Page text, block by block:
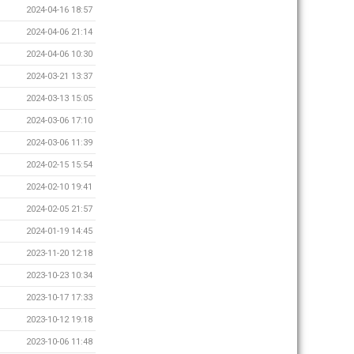
2024-04-16 18:57
2024-04-06 21:14
2024-04-06 10:30
2024-03-21 13:37
2024-03-13 15:05
2024-03-06 17:10
2024-03-06 11:39
2024-02-15 15:54
2024-02-10 19:41
2024-02-05 21:57
2024-01-19 14:45
2023-11-20 12:18
2023-10-23 10:34
2023-10-17 17:33
2023-10-12 19:18
2023-10-06 11:48